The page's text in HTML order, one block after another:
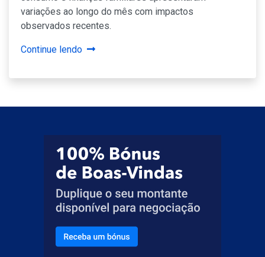
variações ao longo do mês com impactos
observados recentes.
Continue lendo